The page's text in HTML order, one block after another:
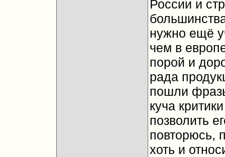
России и
нужно ещё
чем в
порой и
рада
пошли
куча
позволить
повторюсь,
хоть и